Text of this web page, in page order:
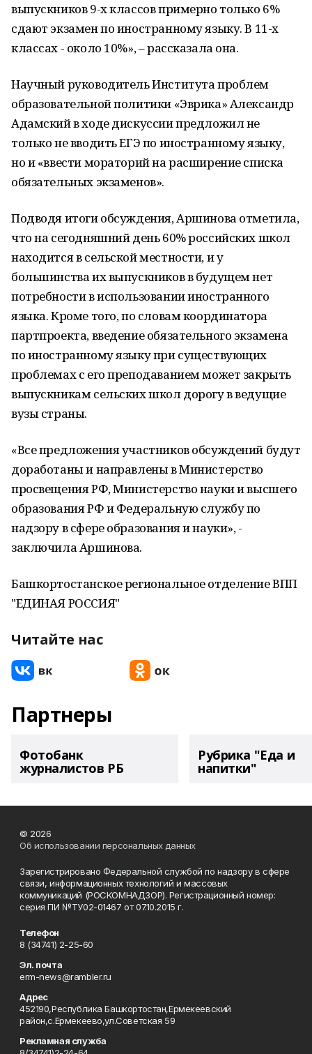
выпускников 9-х классов примерно только 6%
сдают экзамен по иностранному языку. В 11-х
классах - около 10%», – рассказала она.
Научный руководитель Института проблем
образовательной политики «Эврика» Александр
Адамский в ходе дискуссии предложил не
только не вводить ЕГЭ по иностранному языку,
но и «ввести мораторий на расширение списка
обязательных экзаменов».
Подводя итоги обсуждения, Аршинова отметила,
что на сегодняшний день 60% российских школ
находится в сельской местности, и у
большинства их выпускников в будущем нет
потребности в использовании иностранного
языка. Кроме того, по словам координатора
партпроекта, введение обязательного экзамена
по иностранному языку при существующих
проблемах с его преподаванием может закрыть
выпускникам сельских школ дорогу в ведущие
вузы страны.
«Все предложения участников обсуждений будут
доработаны и направлены в Министерство
просвещения РФ, Министерство науки и высшего
образования РФ и Федеральную службу по
надзору в сфере образования и науки», -
заключила Аршинова.
Башкортостанское региональное отделение ВПП
"ЕДИНАЯ РОССИЯ"
Читайте нас
Партнеры
Фотобанк
журналистов РБ
Рубрика "Еда и
напитки"
© 2026
Об использовании персональных данных
Зарегистрировано Федеральной службой по надзору в сфере
связи, информационных технологий и массовых
коммуникаций (РОСКОМНАДЗОР). Регистрационный номер:
серия ПИ №ТУ02-01467 от 07.10.2015 г.
Телефон
8 (34741) 2-25-60
Эл. почта
erm-news@rambler.ru
Адрес
452190,Республика Башкортостан,Ермекеевский
район,с.Ермекеево,ул.Советская 59
Рекламная служба